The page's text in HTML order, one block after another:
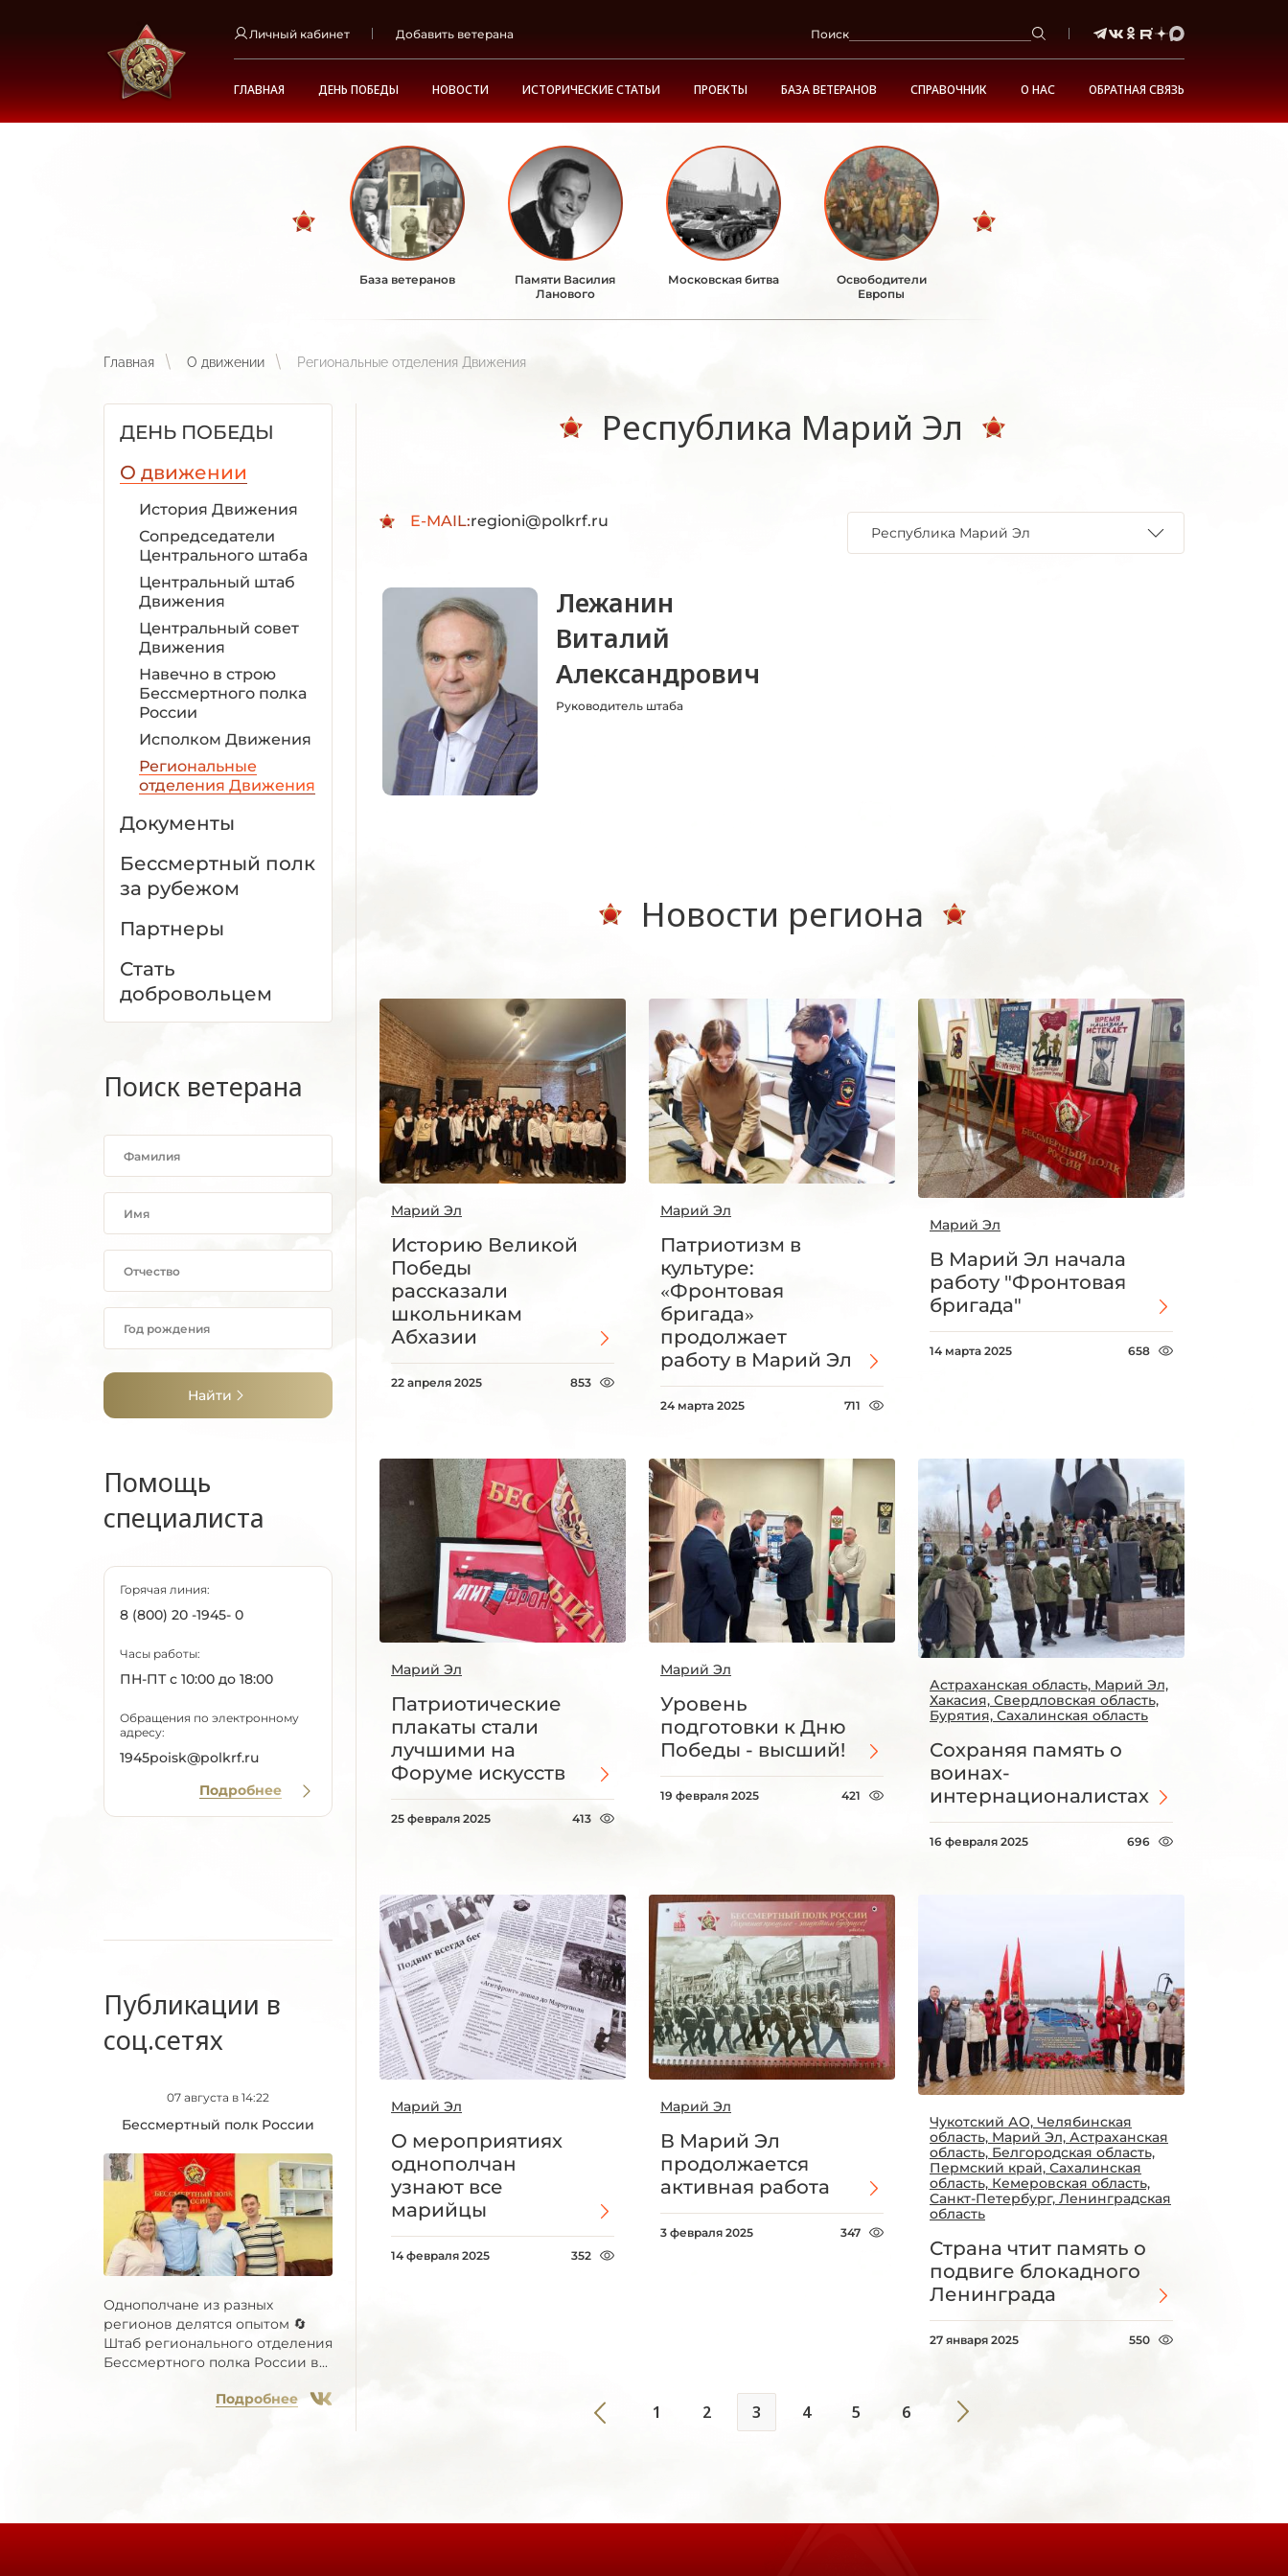
Личный кабинет Добавить ветерана Поиск
ГЛАВНАЯ ДЕНЬ ПОБЕДЫ НОВОСТИ ИСТОРИЧЕСКИЕ СТАТЬИ ПРОЕКТЫ БАЗА ВЕТЕРАНОВ СПРАВОЧНИК О НАС ОБРАТНАЯ СВЯЗЬ
База ветеранов
Памяти Василия
Ланового
Московская битва
Освободители
Европы
Главная О движении Региональные отделения Движения
ДЕНЬ ПОБЕДЫ
О движении
История Движения
Сопредседатели
Центрального штаба
Центральный штаб
Движения
Центральный совет
Движения
Навечно в строю
Бессмертного полка
России
Исполком Движения
Региональные
отделения Движения
Документы
Бессмертный полк
за рубежом
Партнеры
Стать
добровольцем
Поиск ветерана
Найти
Помощь
специалиста
Горячая линия:
8 (800) 20 -1945- 0
Часы работы:
ПН-ПТ с 10:00 до 18:00
Обращения по электронному
адресу:
1945poisk@polkrf.ru
Подробнее
Публикации в
соц.сетях
07 августа в 14:22
Бессмертный полк России
Однополчане из разных
регионов делятся опытом 🔄
Штаб регионального отделения
Бессмертного полка России в...
Подробнее
Республика Марий Эл
E-MAIL:regioni@polkrf.ru
Республика Марий Эл
Лежанин
Виталий
Александрович
Руководитель штаба
Новости региона
Марий Эл
Историю Великой
Победы
рассказали
школьникам
Абхазии
22 апреля 2025 853
Марий Эл
Патриотизм в
культуре:
«Фронтовая
бригада»
продолжает
работу в Марий Эл
24 марта 2025 711
Марий Эл
В Марий Эл начала
работу "Фронтовая
бригада"
14 марта 2025 658
Марий Эл
Патриотические
плакаты стали
лучшими на
Форуме искусств
25 февраля 2025 413
Марий Эл
Уровень
подготовки к Дню
Победы - высший!
19 февраля 2025 421
Астраханская область, Марий Эл,
Хакасия, Свердловская область,
Бурятия, Сахалинская область
Сохраняя память о
воинах-
интернационалистах
16 февраля 2025 696
Марий Эл
О мероприятиях
однополчан
узнают все
марийцы
14 февраля 2025 352
Марий Эл
В Марий Эл
продолжается
активная работа
3 февраля 2025 347
Чукотский АО, Челябинская
область, Марий Эл, Астраханская
область, Белгородская область,
Пермский край, Сахалинская
область, Кемеровская область,
Санкт-Петербург, Ленинградская
область
Страна чтит память о
подвиге блокадного
Ленинграда
27 января 2025 550
1 2 3 4 5 6